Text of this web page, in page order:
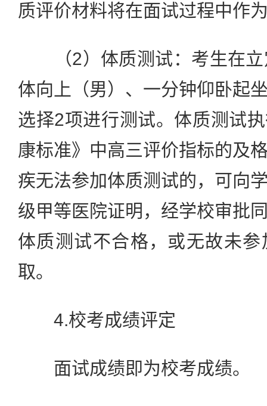
质评价材料将在面试过程中作
（2）体质测试：考生在立
体向上（男）、一分钟仰卧起
选择2项进行测试。体质测试
康标准》中高三评价指标的及
疾无法参加体质测试的，可向
级甲等医院证明，经学校审批
体质测试不合格，或无故未
取。
4.校考成绩评定
面试成绩即为校考成绩。